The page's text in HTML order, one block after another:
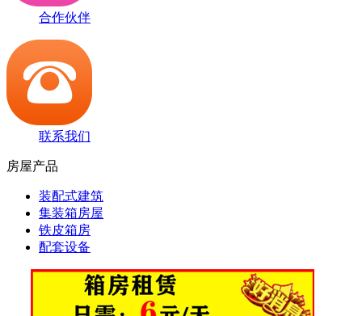
合作伙伴
联系我们
房屋产品
装配式建筑
集装箱房屋
铁皮箱房
配套设备